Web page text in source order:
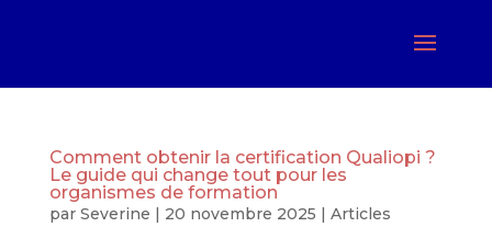
Comment obtenir la certification Qualiopi ?
Le guide qui change tout pour les
organismes de formation
par Severine | 20 novembre 2025 | Articles